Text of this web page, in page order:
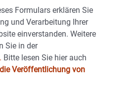
Formulars erklären Sie
und Verarbeitung Ihrer
einverstanden. Weitere
Sie in der
Bitte lesen Sie hier auch
Veröffentlichung von